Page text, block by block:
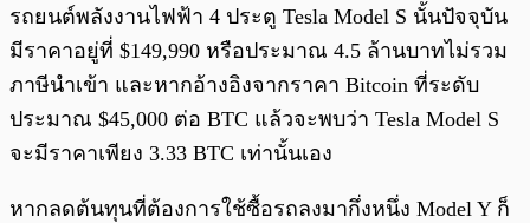
รถยนต์พลังงานไฟฟ้า 4 ประตู Tesla Model S นั้นปัจจุบัน
มีราคาอยู่ที่ $149,990 หรือประมาณ 4.5 ล้านบาทไม่รวม
ภาษีนำเข้า และหากอ้างอิงจากราคา Bitcoin ที่ระดับ
ประมาณ $45,000 ต่อ BTC แล้วจะพบว่า Tesla Model S
จะมีราคาเพียง 3.33 BTC เท่านั้นเอง
หากลดต้นทุนที่ต้องการใช้ซื้อรถลงมากึ่งหนึ่ง Model Y ก็